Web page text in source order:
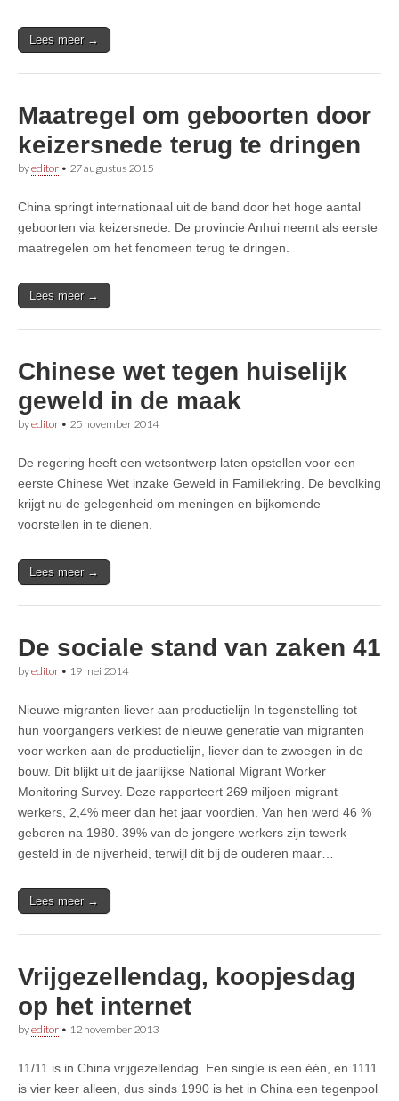
Lees meer →
Maatregel om geboorten door
keizersnede terug te dringen
byeditor • 27 augustus 2015
China springt internationaal uit de band door het hoge aantal
geboorten via keizersnede. De provincie Anhui neemt als eerste
maatregelen om het fenomeen terug te dringen.
Lees meer →
Chinese wet tegen huiselijk
geweld in de maak
byeditor • 25 november 2014
De regering heeft een wetsontwerp laten opstellen voor een
eerste Chinese Wet inzake Geweld in Familiekring. De bevolking
krijgt nu de gelegenheid om meningen en bijkomende
voorstellen in te dienen.
Lees meer →
De sociale stand van zaken 41
byeditor • 19 mei 2014
Nieuwe migranten liever aan productielijn In tegenstelling tot
hun voorgangers verkiest de nieuwe generatie van migranten
voor werken aan de productielijn, liever dan te zwoegen in de
bouw. Dit blijkt uit de jaarlijkse National Migrant Worker
Monitoring Survey. Deze rapporteert 269 miljoen migrant
werkers, 2,4% meer dan het jaar voordien. Van hen werd 46 %
geboren na 1980. 39% van de jongere werkers zijn tewerk
gesteld in de nijverheid, terwijl dit bij de ouderen maar…
Lees meer →
Vrijgezellendag, koopjesdag
op het internet
byeditor • 12 november 2013
11/11 is in China vrijgezellendag. Een single is een één, en 1111
is vier keer alleen, dus sinds 1990 is het in China een tegenpool